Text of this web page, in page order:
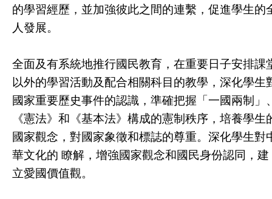
的學習經歷，並加強彼此之間的連繫，促進學生的
人發展。
全面及有系統地推行國民教育，在重要日子安排課
以外的學習活動及配合相關科目的教學，深化學生
國家重要歷史事件的認識，準確把握「一國兩制」
《憲法》和《基本法》構成的憲制秩序，培養學生
國家觀念，對國家象徵和標誌的尊重。深化學生對
華文化的 瞭解，增強國家觀念和國民身份認同，建
立愛國價值觀。